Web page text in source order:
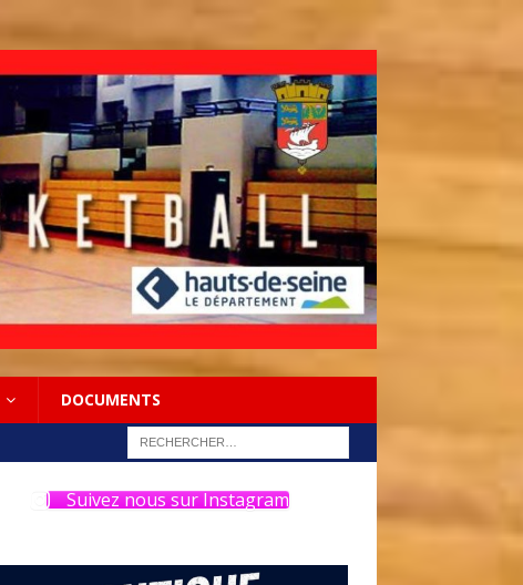
DOCUMENTS
Suivez nous sur Instagram